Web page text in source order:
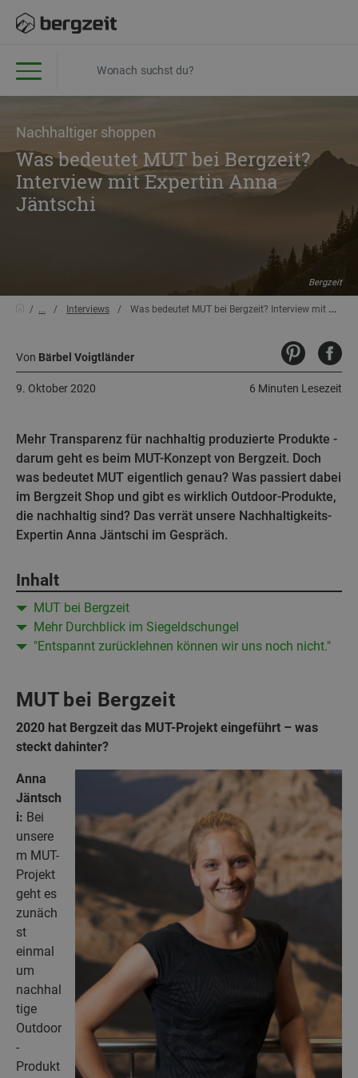
Nachhaltiger shoppen
Was bedeutet MUT bei Bergzeit?
Interview mit Expertin Anna
Jäntschi
Bergzeit
... Interviews Was bedeutet MUT bei Bergzeit? Interview mit Expertin Anna Jäntschi
Von Bärbel Voigtländer
6 Minuten Lesezeit
9. Oktober 2020
Mehr Transparenz für nachhaltig produzierte Produkte -
darum geht es beim MUT-Konzept von Bergzeit. Doch
was bedeutet MUT eigentlich genau? Was passiert dabei
im Bergzeit Shop und gibt es wirklich Outdoor-Produkte,
die nachhaltig sind? Das verrät unsere Nachhaltigkeits-
Expertin Anna Jäntschi im Gespräch.
Inhalt
MUT bei Bergzeit
Mehr Durchblick im Siegeldschungel
"Entspannt zurücklehnen können wir uns noch nicht."
MUT bei Bergzeit
2020 hat Bergzeit das MUT-Projekt eingeführt – was
steckt dahinter?
Anna
Jäntsch
i: Bei
unsere
m MUT-
Projekt
geht es
zunäch
st
einmal
um
nachhal
tige
Outdoor
-
Produkt